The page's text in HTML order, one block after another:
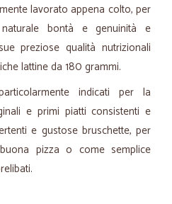
lavorato appena colto, per
bontà e genuinità e
preziose qualità nutrizionali
lattine da 180 grammi.
indicati per la
e primi piatti consistenti e
e gustose bruschette, per
pizza o come semplice